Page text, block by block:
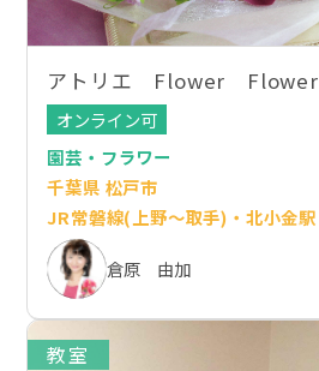
アトリエ Flower Flower
オンライン可
園芸・フラワー
千葉県 松戸市
JR常磐線(上野～取手)・北小金駅
倉原 由加
教室